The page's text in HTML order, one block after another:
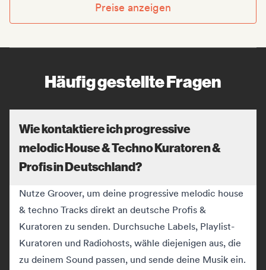
Preise anzeigen
Häufig gestellte Fragen
Wie kontaktiere ich progressive
melodic House & Techno Kuratoren &
Profis in Deutschland?
Nutze Groover, um deine progressive melodic house
& techno Tracks direkt an deutsche Profis &
Kuratoren zu senden. Durchsuche Labels, Playlist-
Kuratoren und Radiohosts, wähle diejenigen aus, die
zu deinem Sound passen, und sende deine Musik ein.